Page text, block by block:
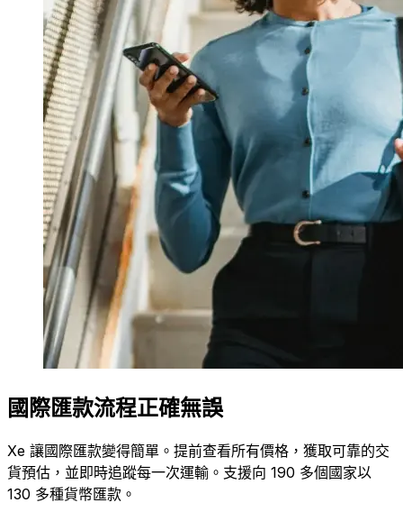
國際匯款流程正確無誤
Xe 讓國際匯款變得簡單。提前查看所有價格，獲取可靠的交
貨預估，並即時追蹤每一次運輸。支援向 190 多個國家以
130 多種貨幣匯款。